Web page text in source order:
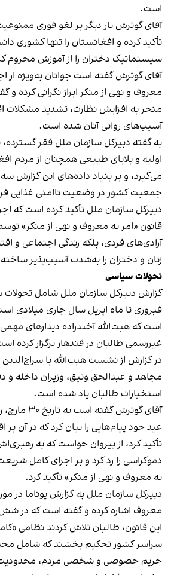
است.
آقای گوترش بار دیگر بر لغو فوری
تأکید کرده و افغانستان را تنها کشوری
سیستماتیک دختران را از آموزش محروم
آقای گوترش گفته است جوانان به‌ویژه از
معروف و نهی از منکر ابراز نگرانی کرده و
منجر به افزایش نظارت، تشدید مشکلات
آسیب‌های روانی آنان شده است.
به گفته دبیرکل سازمان ملل فقر گسترده،
اولیه و بلایای طبیعی همچنان از مردم
جمعیت کشور در وضعیت ناامنی غذایی
دبیرکل سازمان ملل تأکید کرده است که
قانون «امر به معروف و نهی از منکر»
آزادی‌های فردی، بلکه زندگی اجتماعی و
زنان و دختران را به‌شدت آسیب‌پذیر
تحولات سیاسی
گزارش دبیرکل سازمان ملل شامل تحولات
فبروری تا ماه اپریل سال جاری میلادی
است که هبت‌الله آخندزاده دیدارهای
غیررسمی طالبان در قندهار برگزار کرده
در گزارش از نشست هبت‌الله با
مجاهد و عبدالحق وثیق، وزیران داخله و
استخبارات طالبان یاد شده است.
آقای گوترش
عید خود پیام‌هایی را بیان کرد که در آن بر
تأکید کرد، از پیروان خواست که به
دموکراسی را رد کرد و بر اجرای کامل
به معروف و نهی از منکر» تأکید کرد.
دبیرکل سازمان ملل به گزارش یوناما در
معروف اشاره کرده و گفته است که در
این قانون، طالبان تلاش کردند نظامی
سراسر کشور تحکیم بخشند که شامل
حریم خصوصی و شخصی مردم، محدودیت